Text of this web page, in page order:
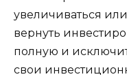
увеличиваться
вернуть
полную и
свои